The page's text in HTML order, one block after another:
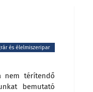
és élelmiszeripar
nem térítendő
bemutató